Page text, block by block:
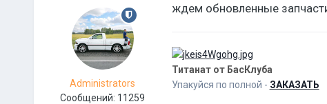
Administrators
Сообщений: 11259
ждем обновленные
Титанат от БасКлуба
Упакуйся по полной - ЗАКАЗАТЬ